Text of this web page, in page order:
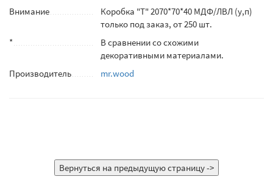
Внимание
Коробка "Т" 2070*70*40 МДФ/ЛВЛ (у,п)
только под заказ, от 250 шт.
*
В сравнении со схожими
декоративными материалами.
Производитель
mr.wood